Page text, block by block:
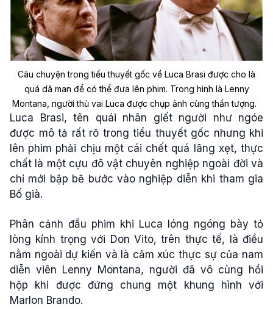
Câu chuyện trong tiểu thuyết gốc về Luca Brasi được cho là
quá dã man để có thể đưa lên phim. Trong hình là Lenny
Montana, người thủ vai Luca được chụp ảnh cùng thần tượng.
Luca Brasi, tên quái nhân giết người như ngóe
được mô tả rất rõ trong tiểu thuyết gốc nhưng khi
lên phim phải chịu một cái chết quá lãng xẹt, thực
chất là một cựu đô vật chuyên nghiệp ngoài đời và
chỉ mới bập bẽ bước vào nghiệp diễn khi tham gia
Bố già.
Phân cảnh đầu phim khi Luca lóng ngóng bày tỏ
lòng kính trọng với Don Vito, trên thực tế, là điều
nằm ngoài dự kiến và là cảm xúc thực sự của nam
diễn viên Lenny Montana, người đã vô cùng hồi
hộp khi được đứng chung một khung hình với
Marlon Brando.